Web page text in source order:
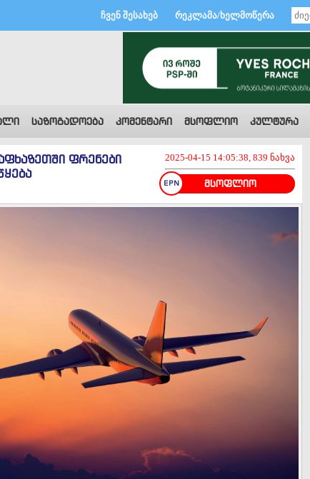
ჩვენ შესახებ რეკლამა/ხელმოწერა
საზოგადოება კომენტარი მსოფლიო კულტურა
2025-04-15 14:05:38, 839 ნახვა
მსოფლიო
ფრენები